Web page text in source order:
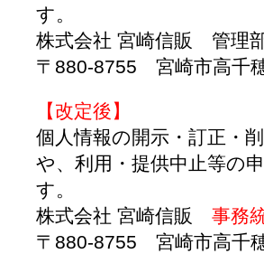
す。
株式会社 宮崎信販 管理
〒880-8755 宮崎市高千
【改定後】
個人情報の開示・訂正・
や、利用・提供中止等の
す。
株式会社 宮崎信販 事務
〒880-8755 宮崎市高千